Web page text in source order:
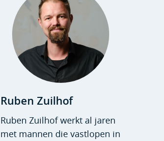
Ruben Zuilhof
Ruben Zuilhof werkt al jaren
met mannen die vastlopen in